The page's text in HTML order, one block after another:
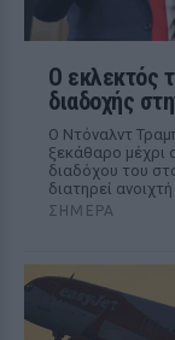
Ο εκλεκτός
διαδοχής
Ο Ντόναλντ
ξεκάθαρο μέχρι
διαδόχου του
διατηρεί
ΣΉΜΕΡΑ